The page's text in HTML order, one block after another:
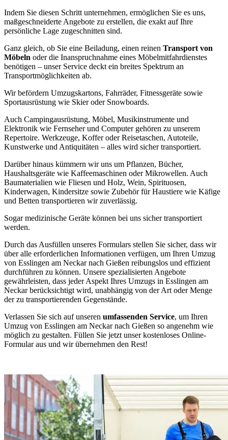
Indem Sie diesen Schritt unternehmen, ermöglichen Sie es uns,
maßgeschneiderte Angebote zu erstellen, die exakt auf Ihre
persönliche Lage zugeschnitten sind.
Ganz gleich, ob Sie eine Beiladung, einen reinen Transport von
Möbeln oder die Inanspruchnahme eines Möbelmitfahrdienstes
benötigen – unser Service deckt ein breites Spektrum an
Transportmöglichkeiten ab.
Wir befördern Umzugskartons, Fahrräder, Fitnessgeräte sowie
Sportausrüstung wie Skier oder Snowboards.
Auch Campingausrüstung, Möbel, Musikinstrumente und
Elektronik wie Fernseher und Computer gehören zu unserem
Repertoire. Werkzeuge, Koffer oder Reisetaschen, Autoteile,
Kunstwerke und Antiquitäten – alles wird sicher transportiert.
Darüber hinaus kümmern wir uns um Pflanzen, Bücher,
Haushaltsgeräte wie Kaffeemaschinen oder Mikrowellen. Auch
Baumaterialien wie Fliesen und Holz, Wein, Spirituosen,
Kinderwagen, Kindersitze sowie Zubehör für Haustiere wie Käfige
und Betten transportieren wir zuverlässig.
Sogar medizinische Geräte können bei uns sicher transportiert
werden.
Durch das Ausfüllen unseres Formulars stellen Sie sicher, dass wir
über alle erforderlichen Informationen verfügen, um Ihren Umzug
von Esslingen am Neckar nach Gießen reibungslos und effizient
durchführen zu können. Unsere spezialisierten Angebote
gewährleisten, dass jeder Aspekt Ihres Umzugs in Esslingen am
Neckar berücksichtigt wird, unabhängig von der Art oder Menge
der zu transportierenden Gegenstände.
Verlassen Sie sich auf unseren umfassenden Service, um Ihren
Umzug von Esslingen am Neckar nach Gießen so angenehm wie
möglich zu gestalten. Füllen Sie jetzt unser kostenloses Online-
Formular aus und wir übernehmen den Rest!